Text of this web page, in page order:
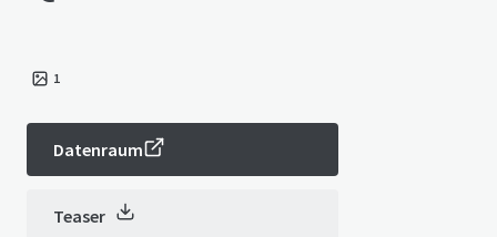
1
Datenraum
Teaser